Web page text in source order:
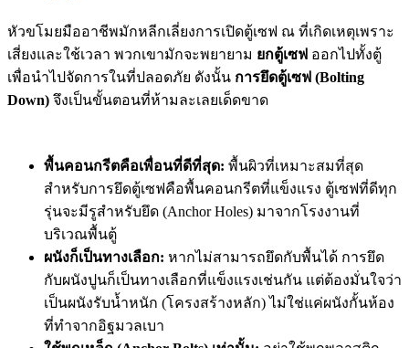
หัวขโมยมืออาชีพมักหลีกเลี่ยงการเปิดตู้เซฟ ณ ที่เกิดเหตุเพราะ
เสี่ยงและใช้เวลา พวกเขามักจะพยายาม ยกตู้เซฟ ออกไปทั้งตู้
เพื่อนำไปจัดการในที่ปลอดภัย ดังนั้น การยึดตู้เซฟ (Bolting
Down) จึงเป็นขั้นตอนที่ห้ามละเลยเด็ดขาด
พื้นคอนกรีตคือเพื่อนที่ดีที่สุด: พื้นผิวที่เหมาะสมที่สุด
สำหรับการยึดตู้เซฟคือพื้นคอนกรีตที่แข็งแรง ตู้เซฟที่ดีทุก
รุ่นจะมีรูสำหรับยึด (Anchor Holes) มาจากโรงงานที่
บริเวณพื้นตู้
ผนังก็เป็นทางเลือก: หากไม่สามารถยึดกับพื้นได้ การยึด
กับผนังปูนก็เป็นทางเลือกที่แข็งแรงเช่นกัน แต่ต้องมั่นใจว่า
เป็นผนังรับน้ำหนัก (โครงสร้างหลัก) ไม่ใช่แค่ผนังกั้นห้อง
ที่ทำจากอิฐมวลเบา